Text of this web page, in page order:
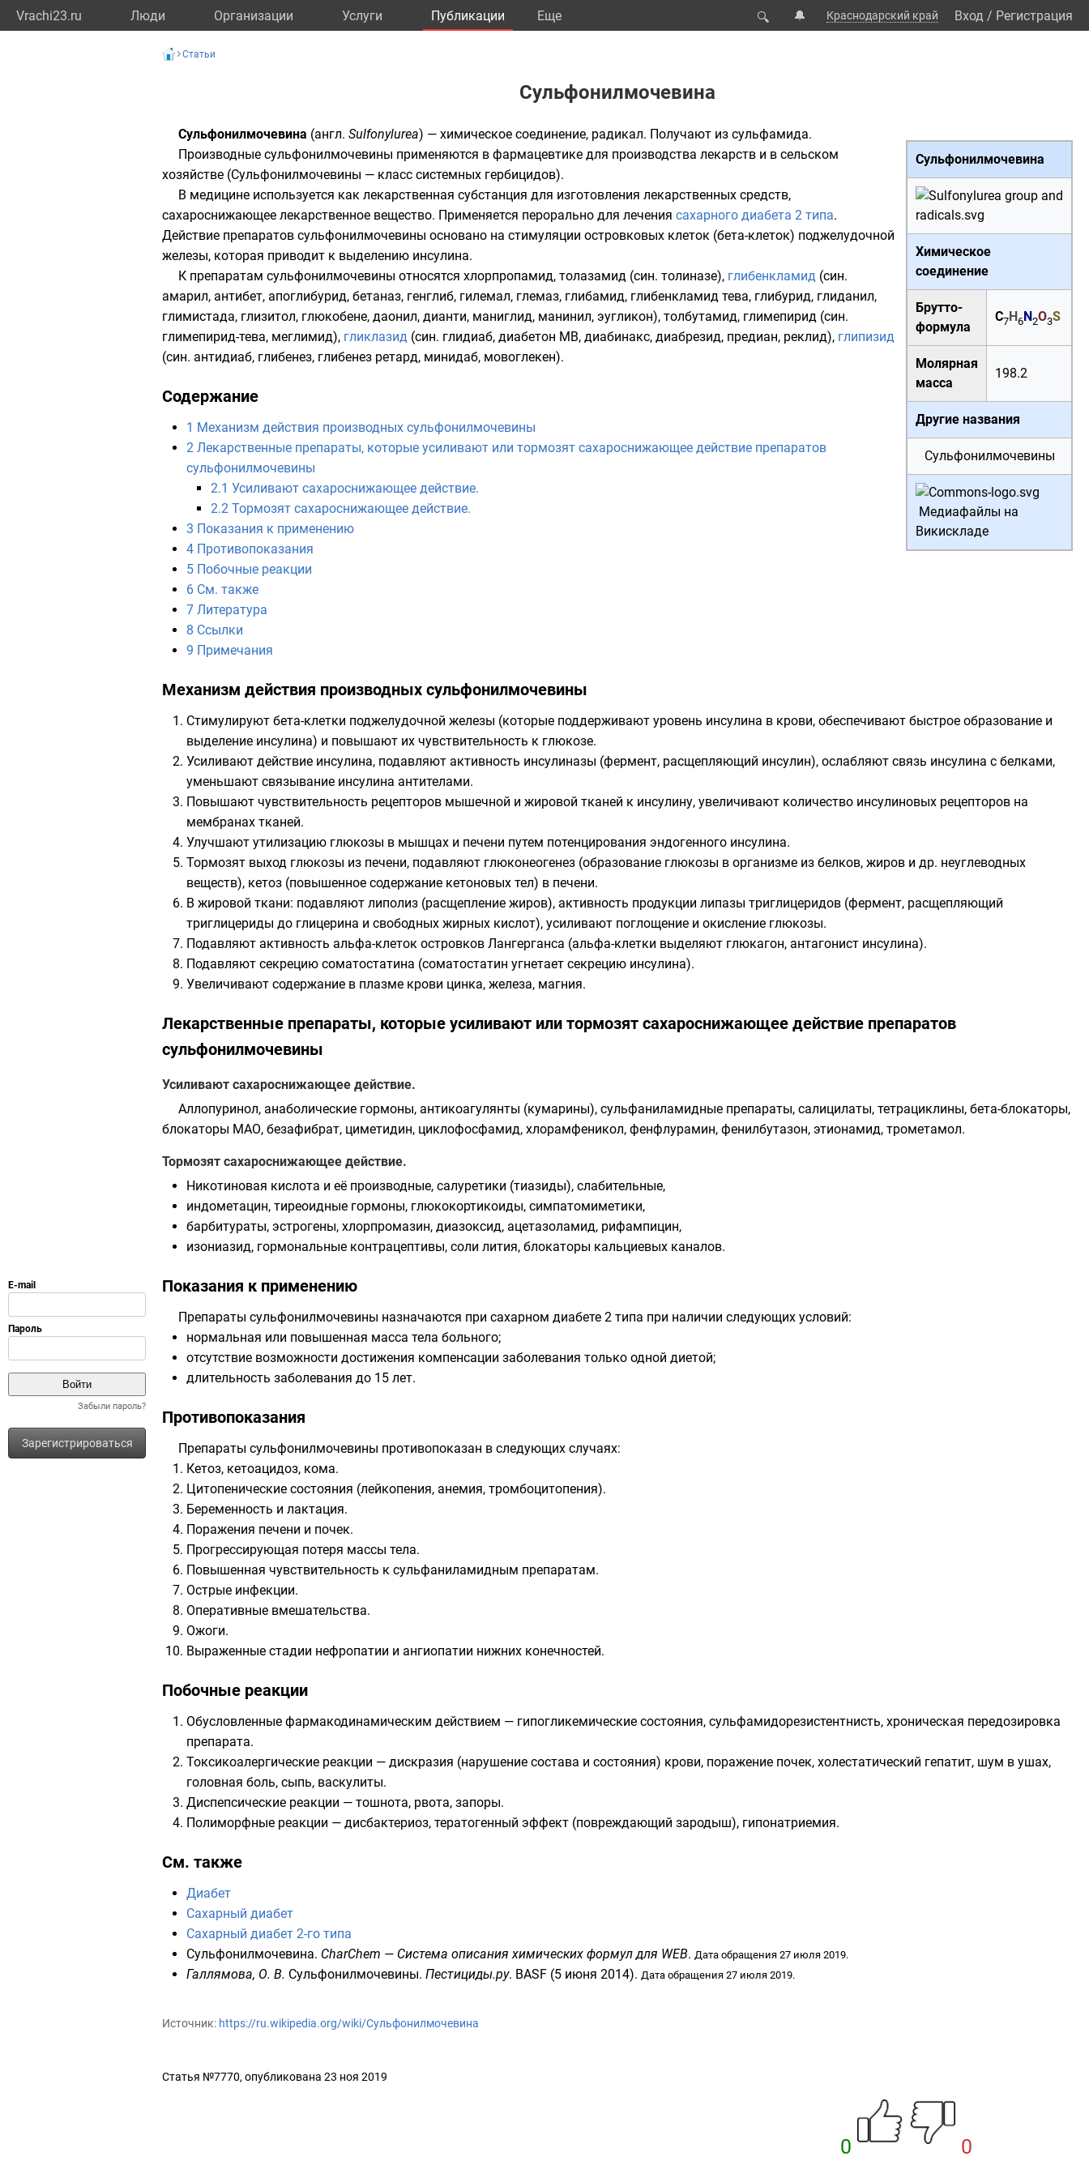
Vrachi23.ru Люди Организации Услуги Публикации Eще 🔍 🔔 Краснодарский край Вход / Регистрация
Забыли пароль?
Зарегистрироваться
Статьи
Сульфонилмочевина
Сульфонилмочевина
Химическое
соединение
Брутто-
формула
C7 H 6 N 2O3S
Молярная
масса
198.2
Другие названия
Сульфонилмочевины
Медиафайлы на
Викискладе
Сульфонилмочевина (англ. Sulfonylurea) — химическое соединение, радикал. Получают из сульфамида.
Производные сульфонилмочевины применяются в фармацевтике для производства лекарств и в сельском
хозяйстве (Сульфонилмочевины — класс системных гербицидов).
В медицине используется как лекарственная субстанция для изготовления лекарственных средств,
сахароснижающее лекарственное вещество. Применяется перорально для лечения сахарного диабета 2 типа.
Действие препаратов сульфонилмочевины основано на стимуляции островковых клеток (бета-клеток) поджелудочной
железы, которая приводит к выделению инсулина.
К препаратам сульфонилмочевины относятся хлорпропамид, толазамид (син. толиназе), глибенкламид (син.
амарил, антибет, апоглибурид, бетаназ, генглиб, гилемал, глемаз, глибамид, глибенкламид тева, глибурид, глиданил,
глимистада, глизитол, глюкобене, даонил, дианти, маниглид, манинил, эугликон), толбутамид, глимепирид (син.
глимепирид-тева, меглимид), гликлазид (син. глидиаб, диабетон МВ, диабинакс, диабрезид, предиан, реклид), глипизид
(син. антидиаб, глибенез, глибенез ретард, минидаб, мовоглекен).
Содержание
1 Механизм действия производных сульфонилмочевины
2 Лекарственные препараты, которые усиливают или тормозят сахароснижающее действие препаратов
сульфонилмочевины
2.1 Усиливают сахароснижающее действие.
2.2 Тормозят сахароснижающее действие.
3 Показания к применению
4 Противопоказания
5 Побочные реакции
6 См. также
7 Литература
8 Ссылки
9 Примечания
Механизм действия производных сульфонилмочевины
Стимулируют бета-клетки поджелудочной железы (которые поддерживают уровень инсулина в крови, обеспечивают быстрое образование и
выделение инсулина) и повышают их чувствительность к глюкозе.
Усиливают действие инсулина, подавляют активность инсулиназы (фермент, расщепляющий инсулин), ослабляют связь инсулина с белками,
уменьшают связывание инсулина антителами.
Повышают чувствительность рецепторов мышечной и жировой тканей к инсулину, увеличивают количество инсулиновых рецепторов на
мембранах тканей.
Улучшают утилизацию глюкозы в мышцах и печени путем потенцирования эндогенного инсулина.
Тормозят выход глюкозы из печени, подавляют глюконеогенез (образование глюкозы в организме из белков, жиров и др. неуглеводных
веществ), кетоз (повышенное содержание кетоновых тел) в печени.
В жировой ткани: подавляют липолиз (расщепление жиров), активность продукции липазы триглицеридов (фермент, расщепляющий
триглицериды до глицерина и свободных жирных кислот), усиливают поглощение и окисление глюкозы.
Подавляют активность альфа-клеток островков Лангерганса (альфа-клетки выделяют глюкагон, антагонист инсулина).
Подавляют секрецию соматостатина (соматостатин угнетает секрецию инсулина).
Увеличивают содержание в плазме крови цинка, железа, магния.
Лекарственные препараты, которые усиливают или тормозят сахароснижающее действие препаратов
сульфонилмочевины
Усиливают сахароснижающее действие.
Аллопуринол, анаболические гормоны, антикоагулянты (кумарины), сульфаниламидные препараты, салицилаты, тетрациклины, бета-блокаторы,
блокаторы МАО, безафибрат, циметидин, циклофосфамид, хлорамфеникол, фенфлурамин, фенилбутазон, этионамид, трометамол.
Тормозят сахароснижающее действие.
Никотиновая кислота и её производные, салуретики (тиазиды), слабительные,
индометацин, тиреоидные гормоны, глюкокортикоиды, симпатомиметики,
барбитураты, эстрогены, хлорпромазин, диазоксид, ацетазоламид, рифампицин,
изониазид, гормональные контрацептивы, соли лития, блокаторы кальциевых каналов.
Показания к применению
Препараты сульфонилмочевины назначаются при сахарном диабете 2 типа при наличии следующих условий:
нормальная или повышенная масса тела больного;
отсутствие возможности достижения компенсации заболевания только одной диетой;
длительность заболевания до 15 лет.
Противопоказания
Препараты сульфонилмочевины противопоказан в следующих случаях:
Кетоз, кетоацидоз, кома.
Цитопенические состояния (лейкопения, анемия, тромбоцитопения).
Беременность и лактация.
Поражения печени и почек.
Прогрессирующая потеря массы тела.
Повышенная чувствительность к сульфаниламидным препаратам.
Острые инфекции.
Оперативные вмешательства.
Ожоги.
Выраженные стадии нефропатии и ангиопатии нижних конечностей.
Побочные реакции
Обусловленные фармакодинамическим действием — гипогликемические состояния, сульфамидорезистентнисть, хроническая передозировка
препарата.
Токсикоалергические реакции — дискразия (нарушение состава и состояния) крови, поражение почек, холестатический гепатит, шум в ушах,
головная боль, сыпь, васкулиты.
Диспепсические реакции — тошнота, рвота, запоры.
Полиморфные реакции — дисбактериоз, тератогенный эффект (повреждающий зародыш), гипонатриемия.
См. также
Диабет
Сахарный диабет
Сахарный диабет 2-го типа
Сульфонилмочевина. CharChem — Система описания химических формул для WEB. Дата обращения 27 июля 2019.
Галлямова, О. В. Сульфонилмочевины. Пестициды.ру. BASF (5 июня 2014). Дата обращения 27 июля 2019.
Источник: https://ru.wikipedia.org/wiki/Сульфонилмочевина
Статья №7770, опубликована 23 ноя 2019
0 0